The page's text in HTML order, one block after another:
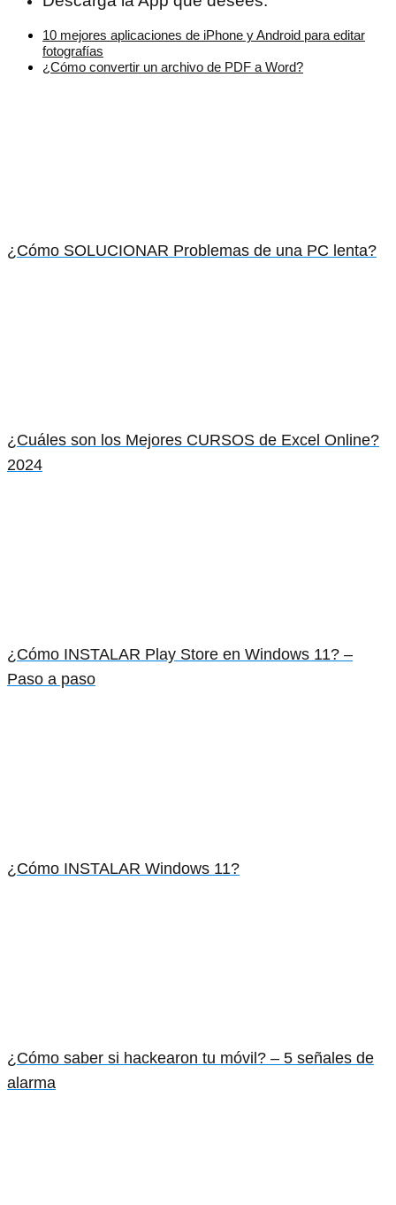
10 mejores aplicaciones de iPhone y Android para editar
fotografías
¿Cómo convertir un archivo de PDF a Word?
¿Cómo SOLUCIONAR Problemas de una PC lenta?
¿Cuáles son los Mejores CURSOS de Excel Online?
2024
¿Cómo INSTALAR Play Store en Windows 11? –
Paso a paso
¿Cómo INSTALAR Windows 11?
¿Cómo saber si hackearon tu móvil? – 5 señales de
alarma